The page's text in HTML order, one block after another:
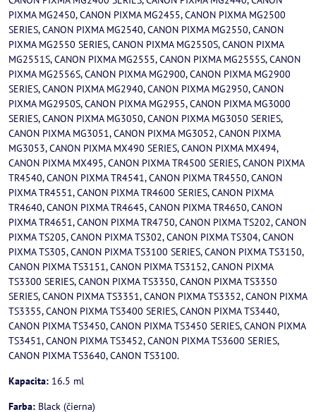
PIXMA MG2450, CANON PIXMA MG2455, CANON PIXMA MG2500
SERIES, CANON PIXMA MG2540, CANON PIXMA MG2550, CANON
PIXMA MG2550 SERIES, CANON PIXMA MG2550S, CANON PIXMA
MG2551S, CANON PIXMA MG2555, CANON PIXMA MG2555S, CANON
PIXMA MG2556S, CANON PIXMA MG2900, CANON PIXMA MG2900
SERIES, CANON PIXMA MG2940, CANON PIXMA MG2950, CANON
PIXMA MG2950S, CANON PIXMA MG2955, CANON PIXMA MG3000
SERIES, CANON PIXMA MG3050, CANON PIXMA MG3050 SERIES,
CANON PIXMA MG3051, CANON PIXMA MG3052, CANON PIXMA
MG3053, CANON PIXMA MX490 SERIES, CANON PIXMA MX494,
CANON PIXMA MX495, CANON PIXMA TR4500 SERIES, CANON PIXMA
TR4540, CANON PIXMA TR4541, CANON PIXMA TR4550, CANON
PIXMA TR4551, CANON PIXMA TR4600 SERIES, CANON PIXMA
TR4640, CANON PIXMA TR4645, CANON PIXMA TR4650, CANON
PIXMA TR4651, CANON PIXMA TR4750, CANON PIXMA TS202, CANON
PIXMA TS205, CANON PIXMA TS302, CANON PIXMA TS304, CANON
PIXMA TS305, CANON PIXMA TS3100 SERIES, CANON PIXMA TS3150,
CANON PIXMA TS3151, CANON PIXMA TS3152, CANON PIXMA
TS3300 SERIES, CANON PIXMA TS3350, CANON PIXMA TS3350
SERIES, CANON PIXMA TS3351, CANON PIXMA TS3352, CANON PIXMA
TS3355, CANON PIXMA TS3400 SERIES, CANON PIXMA TS3440,
CANON PIXMA TS3450, CANON PIXMA TS3450 SERIES, CANON PIXMA
TS3451, CANON PIXMA TS3452, CANON PIXMA TS3600 SERIES,
CANON PIXMA TS3640, CANON TS3100.
Kapacita: 16.5 ml
Farba: Black (čierna)